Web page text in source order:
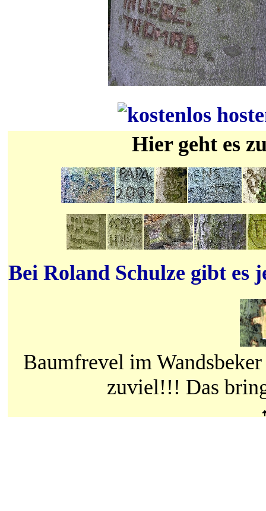
Hier geht es
Bei Roland Schulze gibt es
Baumfrevel im
zuviel!!! Das